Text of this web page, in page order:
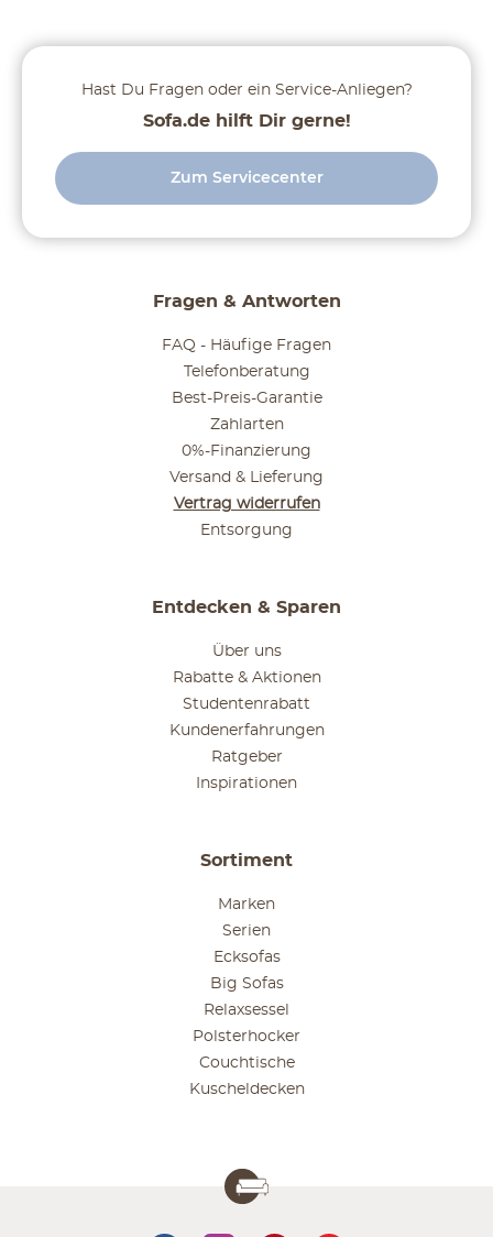
Fragen & Antworten
FAQ - Häufige Fragen
Telefonberatung
Best-Preis-Garantie
Zahlarten
0%-Finanzierung
Versand & Lieferung
Vertrag widerrufen
Entsorgung
Entdecken & Sparen
Über uns
Rabatte & Aktionen
Studentenrabatt
Kundenerfahrungen
Ratgeber
Inspirationen
Sortiment
Marken
Serien
Ecksofas
Big Sofas
Relaxsessel
Polsterhocker
Couchtische
Kuscheldecken
Hast Du Fragen oder ein Service-Anliegen?
Sofa.de hilft Dir gerne!
Zum Servicecenter